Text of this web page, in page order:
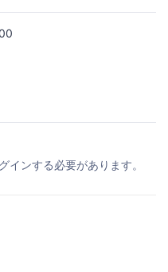
インする必要があります。